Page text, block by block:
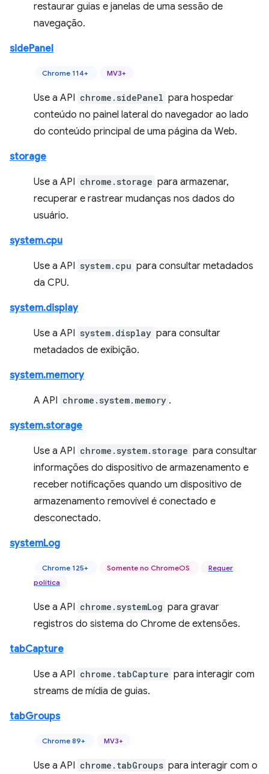
restaurar guias e janelas de uma sessão de
navegação.
sidePanel
Chrome 114+ MV3+
Use a API chrome.sidePanel para hospedar
conteúdo no painel lateral do navegador ao lado
do conteúdo principal de uma página da Web.
storage
Use a API chrome.storage para armazenar,
recuperar e rastrear mudanças nos dados do
usuário.
system.cpu
Use a API system.cpu para consultar metadados
da CPU.
system.display
Use a API system.display para consultar
metadados de exibição.
system.memory
A API chrome.system.memory .
system.storage
Use a API chrome.system.storage para consultar
informações do dispositivo de armazenamento e
receber notificações quando um dispositivo de
armazenamento removível é conectado e
desconectado.
systemLog
Chrome 125+ Somente no ChromeOS
Requer
política
Use a API chrome.systemLog para gravar
registros do sistema do Chrome de extensões.
tabCapture
Use a API chrome.tabCapture para interagir com
streams de mídia de guias.
tabGroups
Chrome 89+ MV3+
Use a API chrome.tabGroups para interagir com o